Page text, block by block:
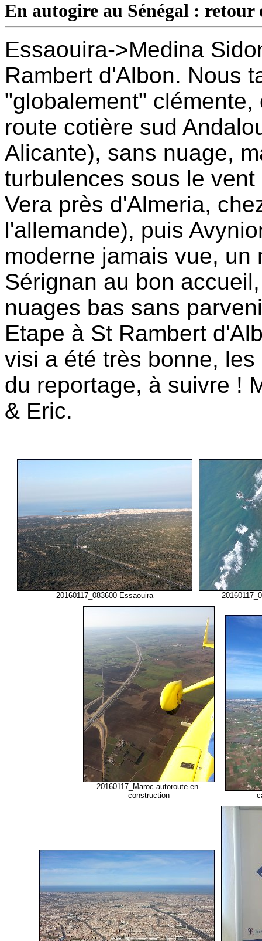
En autogire au Sénégal : retour
Essaouira->Medina
Rambert d'Albon. Nous
"globalement"
route cotière sud
Alicante), sans nuage,
turbulences sous le
Vera près d'Almeria,
l'allemande), puis
moderne jamais vue,
Sérignan au bon
nuages bas sans
Etape à St Rambert
visi a été très bonne,
du reportage, à suivre !
& Eric.
20160117_083600-Essaouira
20160117_Maroc-autoroute-en-
construction